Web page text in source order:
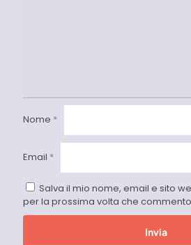
Nome *
Email *
Salva il mio nome, email e sito
per la prossima volta che